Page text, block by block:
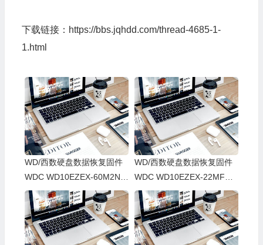
下载链接： https://bbs.jqhdd.com/thread-4685-1-
1.html
WD/西数硬盘数据恢复固件
WDC WD10EZEX-60M2NA
0-01.01A01-WD-WCC3FRR
F00CR-0007003V-1578
WD/西数硬盘数据恢复固件
WDC WD10EZEX-22MFCA
0-01.01A01-WD-WCC6Y3F
X8ZZU-00050019-1578